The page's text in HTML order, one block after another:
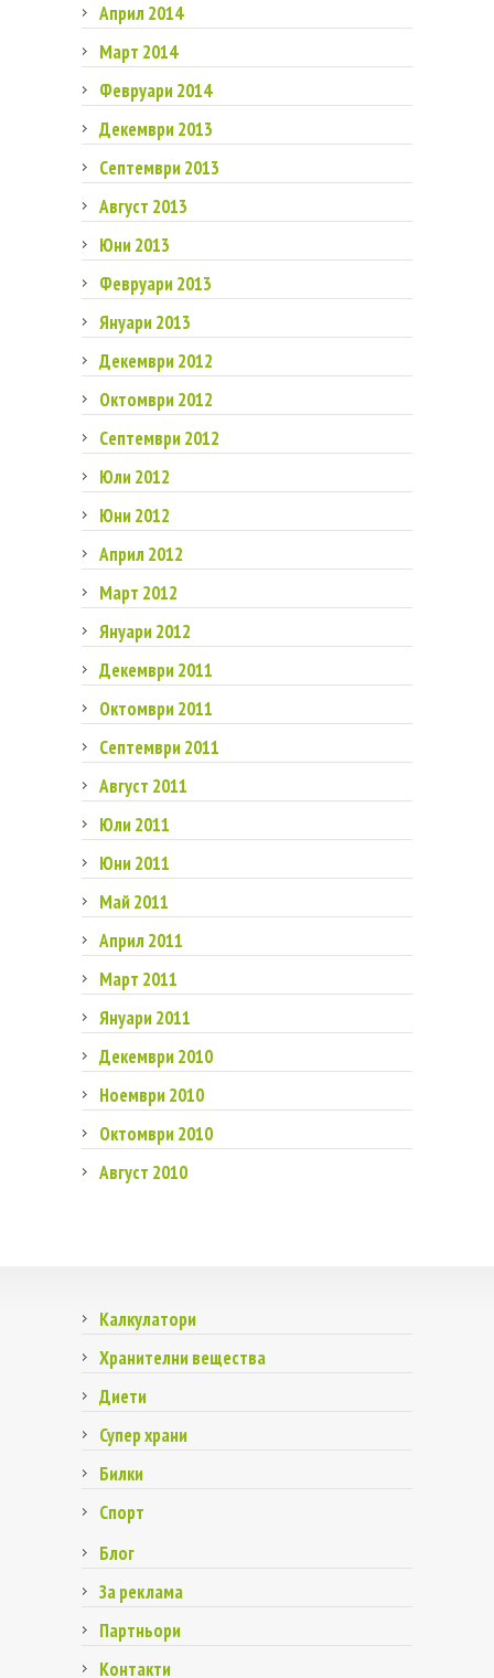
Април 2014
Март 2014
Февруари 2014
Декември 2013
Септември 2013
Август 2013
Юни 2013
Февруари 2013
Януари 2013
Декември 2012
Октомври 2012
Септември 2012
Юли 2012
Юни 2012
Април 2012
Март 2012
Януари 2012
Декември 2011
Октомври 2011
Септември 2011
Август 2011
Юли 2011
Юни 2011
Май 2011
Април 2011
Март 2011
Януари 2011
Декември 2010
Ноември 2010
Октомври 2010
Август 2010
Калкулатори
Хранителни вещества
Диети
Супер храни
Билки
Спорт
Блог
За реклама
Партньори
Контакти